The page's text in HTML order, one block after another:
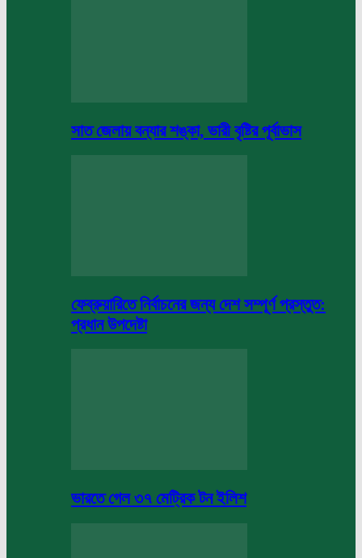
সাত জেলায় বন্যার শঙ্কা, ভারী বৃষ্টির পূর্বাভাস
ফেব্রুয়ারিতে নির্বাচনের জন্য দেশ সম্পূর্ণ প্রস্তুত:
প্রধান উপদেষ্টা
ভারতে গেল ৩৭ মেট্রিক টন ইলিশ